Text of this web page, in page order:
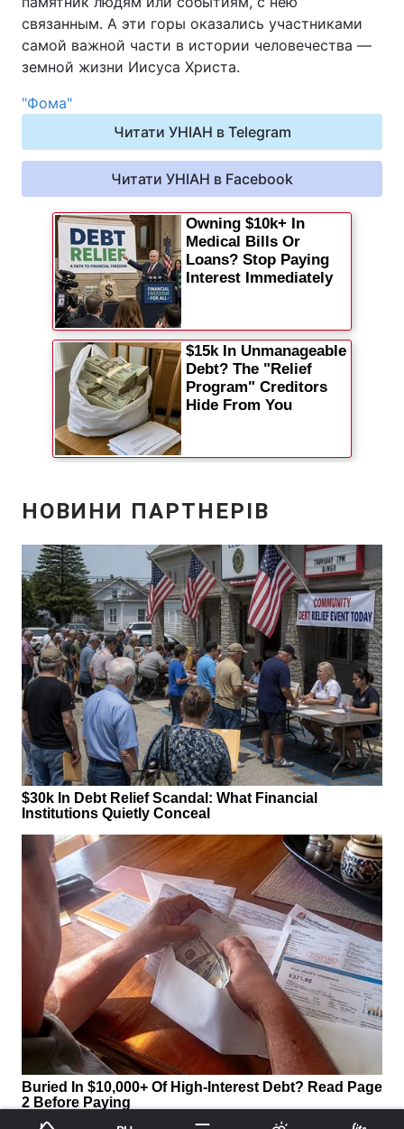
связанным. А эти горы оказались участниками
самой важной части в истории человечества —
земной жизни Иисуса Христа.
"Фома"
Читати УНІАН в Telegram
Читати УНІАН в Facebook